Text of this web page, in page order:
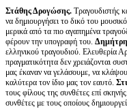
Στάθης Δρογώσης. Τραγουδιστής
να δημιουργήσει το δικό του
μερικά από τα πιο αγαπημένα
φέρουν την υπογραφή του.
ελληνικού τραγουδιού. Ελευθερία
πραγματικότητα δεν χρειάζονται
μας έκαναν να γελάσουμε, να
καλύτερα τον ίδιο μας τον εαυτό.
τους φίλους της συνθέτες επί
συνθέτες με τους οποίους